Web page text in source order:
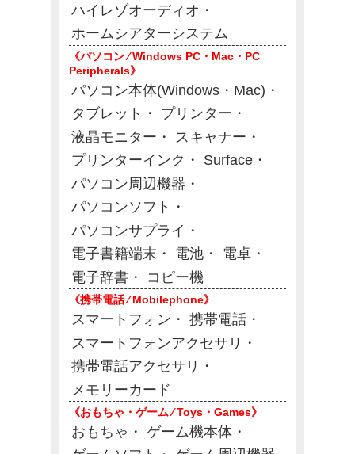
ハイレゾオーディオ
ホームシアターシステム
《パソコン ⁄ Windows PC・Mac・PC
Peripherals》
パソコン本体(Windows・Mac)
タブレット
プリンター
液晶モニター
スキャナー
プリンターインク
Surface
パソコン周辺機器
パソコンソフト
パソコンサプライ
電子書籍端末
電池
電卓
電子辞書
コピー機
《携帯電話 ⁄ Mobilephone》
スマートフォン
携帯電話
スマートフォンアクセサリ
携帯電話アクセサリ
メモリーカード
《おもちゃ・ゲーム ⁄ Toys・Games》
おもちゃ
ゲーム機本体